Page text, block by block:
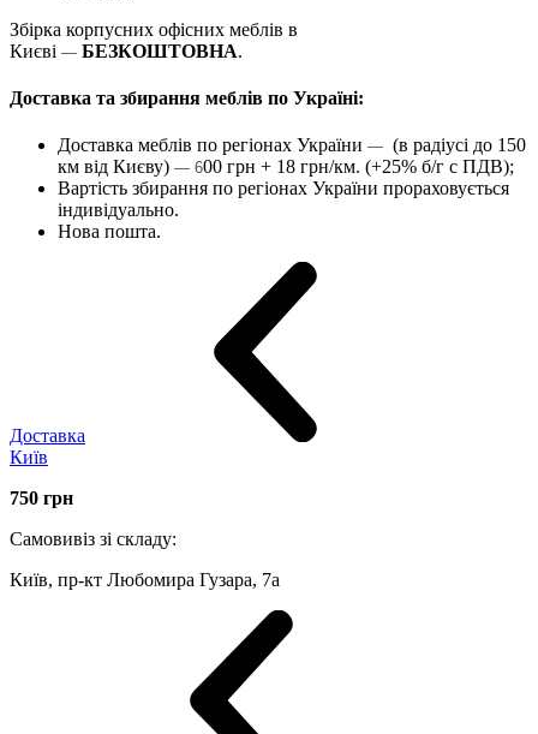
Збірка корпусних офісних меблів в
Києві — БЕЗКОШТОВНА.
Доставка та збирання меблів по Україні:
Доставка меблів по регіонах України — (в радіусі до 150
км від Києву) — 600 грн + 18 грн/км. (+25% б/г с ПДВ);
Вартість збирання по регіонах України прораховується
індивідуально.
Нова пошта.
Доставка
Київ
750 грн
Самовивіз зі складу:
Київ, пр-кт Любомира Гузара, 7а